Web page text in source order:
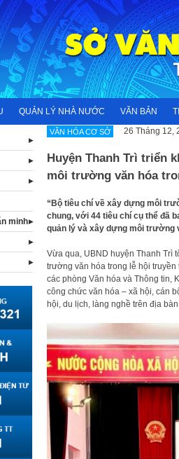
QUẢN LÝ NHÀ NƯỚC VĂN BẢN
VĂN HÓA CƠ SỞ 26 Tháng 12,
Huyện Thanh Trì triển
môi trường văn hóa
“Bộ tiêu chí về xây dựng môi
chung, với 44 tiêu chí cụ thể đã
quản lý và xây dựng môi trường
Vừa qua, UBND huyện Thanh Trì
trường văn hóa trong lễ hội
các phòng Văn hóa và Thông tin,
công chức văn hóa – xã hội, cán
hội, du lịch, làng nghề trên địa bàn.
minh